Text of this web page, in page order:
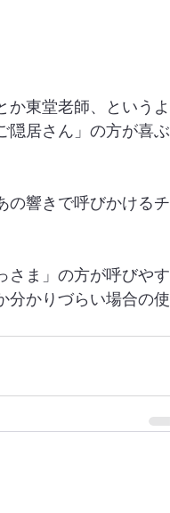
か東堂老師、というよ
隠居さん」の方が喜ぶ
の響きで呼びかけるチ
さま」の方が呼びやす
分かりづらい場合の使